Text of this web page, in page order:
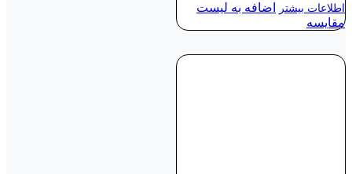
اطلاعات بیشتر
اضافه به لیست
مقایسه